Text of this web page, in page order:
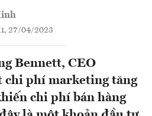
27/04/2023
Bennett, CEO
chi phí marketing tăng
chi phí bán hàng